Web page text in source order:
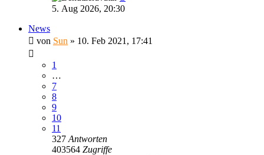
5. Aug 2026, 20:30
News
von Sun » 10. Feb 2021, 17:41
1
…
7
8
9
10
11
327 Antworten
403564 Zugriffe